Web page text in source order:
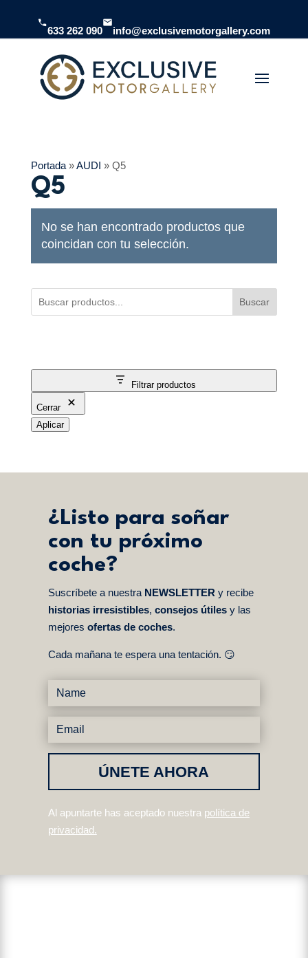
633 262 090 info@exclusivemotorgallery.com
Portada»AUDI » Q5
Q5
No se han encontrado productos que
coincidan con tu selección.
Buscar
Filtrar productos
Cerrar
Aplicar
¿Listo para soñar
con tu próximo
coche?
Suscríbete a nuestra NEWSLETTER y recibe
historias irresistibles, consejos útilesy las
mejores ofertas de coches.
Cada mañana te espera una tentación. 😏
ÚNETE AHORA
Al apuntarte has aceptado nuestra política de
privacidad.